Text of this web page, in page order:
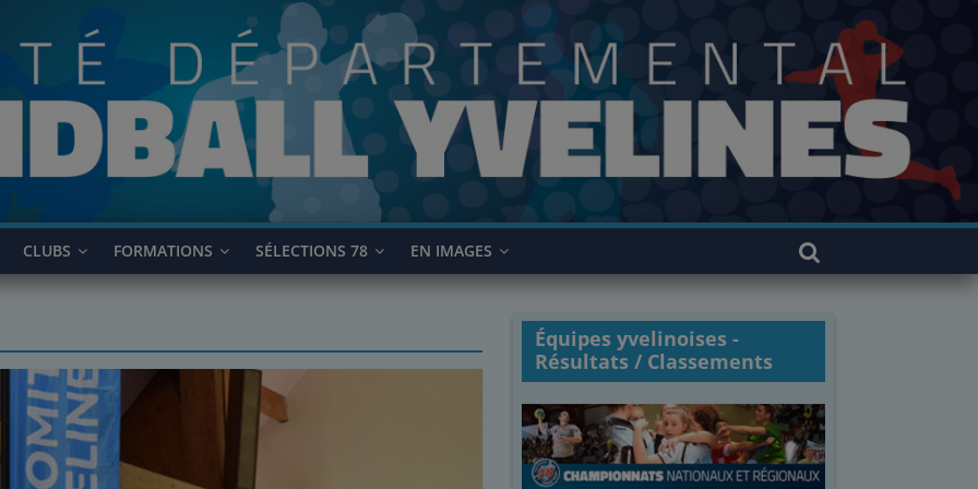
CLUBS FORMATIONS SÉLECTIONS 78 EN IMAGES
Équipes yvelinoises -
Résultats / Classements